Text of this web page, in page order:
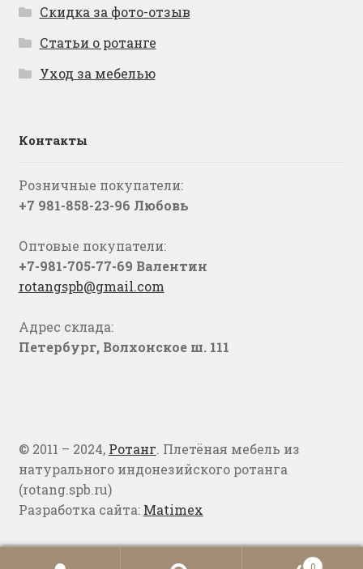
Скидка за фото-отзыв
Статьи о ротанге
Уход за мебелью
Контакты
Розничные покупатели:
+7 981-858-23-96 Любовь
Оптовые покупатели:
+7-981-705-77-69 Валентин
rotangspb@gmail.com
Адрес склада:
Петербург, Волхонское ш. 111
© 2011 – 2024, Ротанг. Плетёная мебель из
натурального индонезийского ротанга
(rotang.spb.ru)
Разработка сайта: Matimex
0